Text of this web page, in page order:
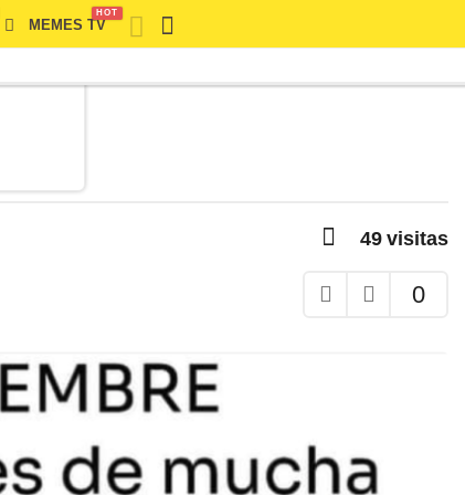
MEMES TV
HOT
49 visitas
0